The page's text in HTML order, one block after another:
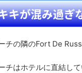
キが混み過ぎ
チの隣のFort De
チはホテルに直結し